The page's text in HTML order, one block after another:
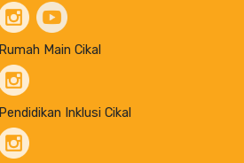
Rumah Main Cikal
Pendidikan Inklusi Cikal